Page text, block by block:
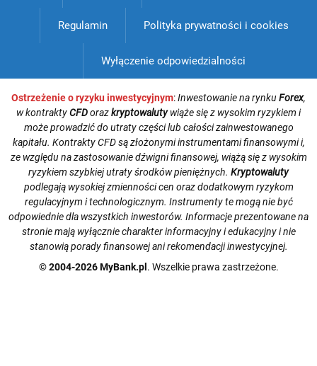
Regulamin Polityka prywatności i cookies
Wyłączenie odpowiedzialności
Ostrzeżenie o ryzyku inwestycyjnym:Inwestowanie na rynkuForex,
w kontraktyCFDorazkryptowalutywiąże się z wysokim ryzykiem i
może prowadzić do utraty części lub całości zainwestowanego
kapitału. Kontrakty CFD są złożonymi instrumentami finansowymi i,
ze względu na zastosowanie dźwigni finansowej, wiążą się z wysokim
ryzykiem szybkiej utraty środków pieniężnych. Kryptowaluty
podlegają wysokiej zmienności cen oraz dodatkowym ryzykom
regulacyjnym i technologicznym. Instrumenty te mogą nie być
odpowiednie dla wszystkich inwestorów. Informacje prezentowane na
stronie mają wyłącznie charakter informacyjny i edukacyjny i nie
stanowią porady finansowej ani rekomendacji inwestycyjnej.
© 2004-2026 MyBank.pl . Wszelkie prawa zastrzeżone.